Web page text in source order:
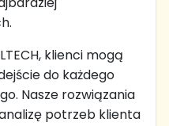
klienci mogą
do każdego
Nasze rozwiązania
potrzeb klienta